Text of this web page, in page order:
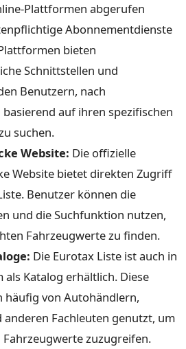
Plattformen abgerufen
Abonnementdienste
bieten
Schnittstellen und
Benutzern, nach
auf ihren spezifischen
suchen.
Website: Die offizielle
Website bietet direkten Zugriff
Benutzer können die
und die Suchfunktion nutzen,
Fahrzeugwerte zu finden.
Die Eurotax Liste ist auch in
Katalog erhältlich. Diese
häufig von Autohändlern,
Fachleuten genutzt, um
zuzugreifen.